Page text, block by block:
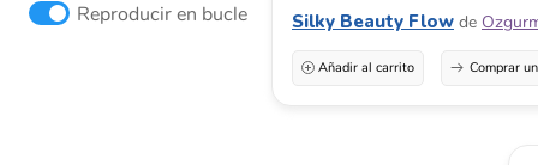
Reproducir en bucle Silky Beauty Flow de
Añadir al carrito Comprar